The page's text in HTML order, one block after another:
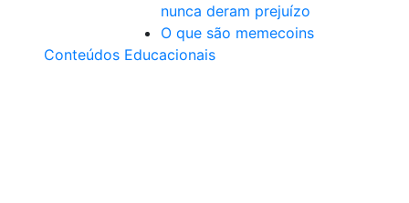
nunca deram prejuízo
O que são memecoins
Conteúdos Educacionais